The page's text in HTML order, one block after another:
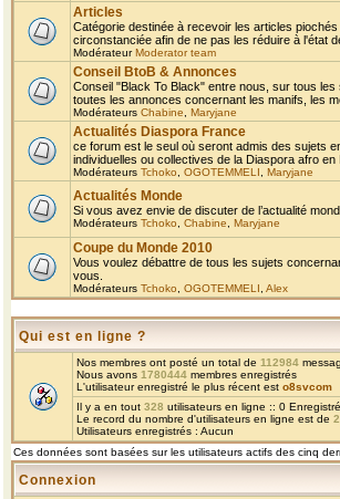
Articles
Catégorie destinée à recevoir les articles
circonstanciée afin de ne pas les réduire à l'état
ModérateurModerator team
Conseil BtoB & Annonces
Conseil "Black To Black" entre nous, sur tous
toutes les annonces concernant les manifs, les
Modérateurs Chabine Maryjane
Actualités Diaspora France
ce forum est le seul où seront admis des sujets
individuelles ou collectives de la Diaspora afro en
Modérateurs Tchoko OGOTEMMELI Maryjane
Actualités Monde
Si vous avez envie de discuter de l’actualité
Modérateurs Tchoko Chabine Maryjane
Coupe du Monde 2010
Vous voulez débattre de tous les sujets
vous.
Modérateurs Tchoko OGOTEMMELI Alex
Qui est en ligne ?
Nos membres ont posté un total de 112984
Nous avons 1780444 membres enregistrés
L'utilisateur enregistré le plus récent est o8svcom
Il y a en tout 328 utilisateurs en ligne :: 0
Le record du nombre d'utilisateurs en ligne est de
Utilisateurs enregistrés : Aucun
Ces données sont basées sur les utilisateurs actifs des cinq
Connexion